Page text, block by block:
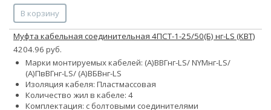
В корзину
Муфта кабельная соединительная 4ПСТ-1-25/50(Б) нг-LS (КВТ)
4204.96 руб.
Марки монтируемых кабелей: (А)ВВГнг-LS/ NYMнг-LS/
(А)ПвВГнг-LS/ (А)ВБВнг-LS
Изоляция кабеля: Пластмассовая
Количество жил в кабеле: 4
Комплектация: с болтовыми соединителями